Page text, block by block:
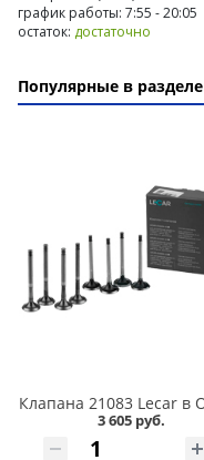
график работы: 7:55 - 20:05
остаток: достаточно
Популярные в разделе
3 605 руб.